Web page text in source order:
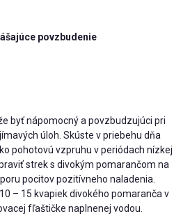
povzbudenie
byť nápomocný a povzbudzujúci pri
úloh. Skúste v priebehu dňa
pohotovú vzpruhu v periódach nízkej
strek s divokým pomarančom na
pocitov pozitívneho naladenia.
– 15 kvapiek divokého pomaranča v
fľaštičke naplnenej vodou.